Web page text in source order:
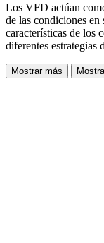
Los VFD actúan
de las condiciones en
características de los
diferentes estrategias
Mostrar más